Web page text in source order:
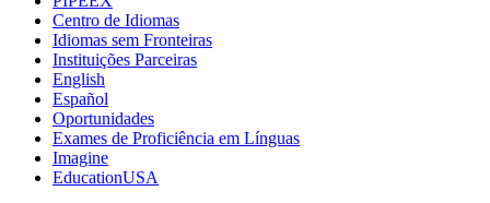
Centro de Idiomas
Idiomas sem Fronteiras
Instituições Parceiras
English
Español
Oportunidades
Exames de Proficiência em Línguas
Imagine
EducationUSA